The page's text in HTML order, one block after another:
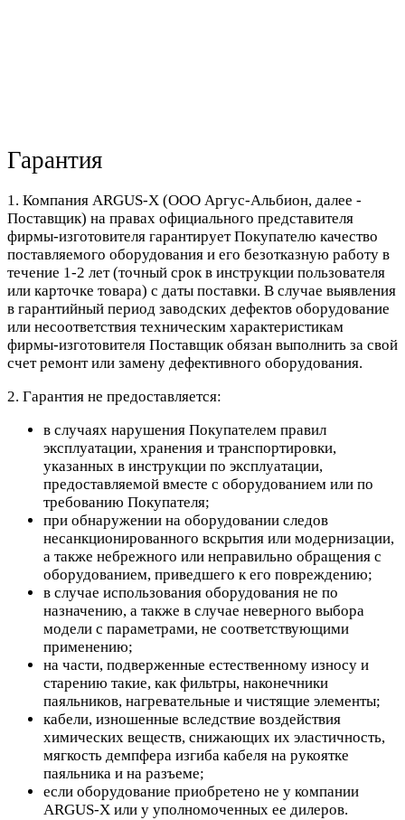
Гарантия
1. Компания ARGUS-X (ООО Аргус-Альбион, далее -
Поставщик) на правах официального представителя
фирмы-изготовителя гарантирует Покупателю качество
поставляемого оборудования и его безотказную работу в
течение 1-2 лет (точный срок в инструкции пользователя
или карточке товара) с даты поставки. В случае выявления
в гарантийный период заводских дефектов оборудование
или несоответствия техническим характеристикам
фирмы-изготовителя Поставщик обязан выполнить за свой
счет ремонт или замену дефективного оборудования.
2. Гарантия не предоставляется:
в случаях нарушения Покупателем правил
эксплуатации, хранения и транспортировки,
указанных в инструкции по эксплуатации,
предоставляемой вместе с оборудованием или по
требованию Покупателя;
при обнаружении на оборудовании следов
несанкционированного вскрытия или модернизации,
а также небрежного или неправильно обращения с
оборудованием, приведшего к его повреждению;
в случае использования оборудования не по
назначению, а также в случае неверного выбора
модели с параметрами, не соответствующими
применению;
на части, подверженные естественному износу и
старению такие, как фильтры, наконечники
паяльников, нагревательные и чистящие элементы;
кабели, изношенные вследствие воздействия
химических веществ, снижающих их эластичность,
мягкость демпфера изгиба кабеля на рукоятке
паяльника и на разъеме;
если оборудование приобретено не у компании
ARGUS-X или у уполномоченных ее дилеров.